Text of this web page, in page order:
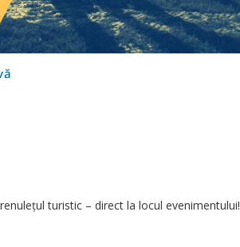
turistic – direct la locul evenimentului!